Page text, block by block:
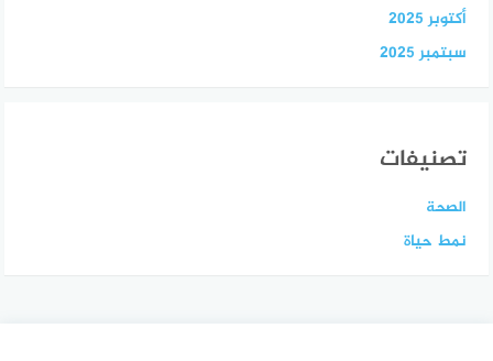
أكتوبر 2025
سبتمبر 2025
تصنيفات
الصحة
نمط حياة